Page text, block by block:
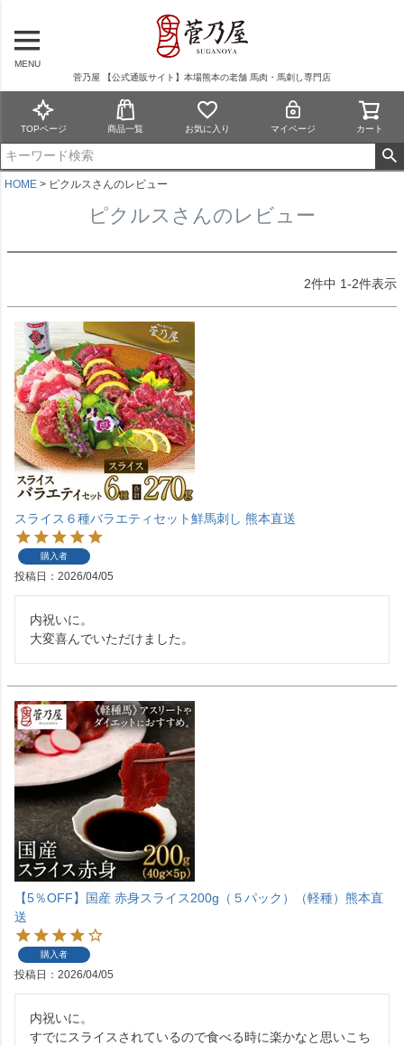
MENU
菅乃屋 【公式通販サイト】本場熊本の老舗 馬肉・馬刺し専門店
TOPページ 商品一覧 お気に入り マイページ カート
HOME ピクルスさんのレビュー
ピクルスさんのレビュー
2件中 1-2件表示
スライス６種バラエティセット鮮馬刺し 熊本直送
購入者
投稿日 2026/04/05
内祝いに。
大変喜んでいただけました。
【5％OFF】国産 赤身スライス200g（５パック）（軽種）熊本直
送
購入者
投稿日 2026/04/05
内祝いに。
すでにスライスされているので食べる時に楽かなと思いこち